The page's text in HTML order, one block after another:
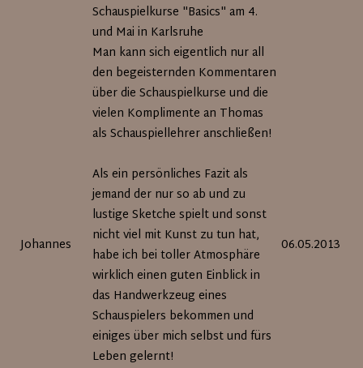
Johannes
Schauspielkurse "Basics" am 4.
und Mai in Karlsruhe
Man kann sich eigentlich nur all
den begeisternden Kommentaren
über die Schauspielkurse und die
vielen Komplimente an Thomas
als Schauspiellehrer anschließen!
Als ein persönliches Fazit als
jemand der nur so ab und zu
lustige Sketche spielt und sonst
nicht viel mit Kunst zu tun hat,
habe ich bei toller Atmosphäre
wirklich einen guten Einblick in
das Handwerkzeug eines
Schauspielers bekommen und
einiges über mich selbst und fürs
Leben gelernt!
06.05.2013